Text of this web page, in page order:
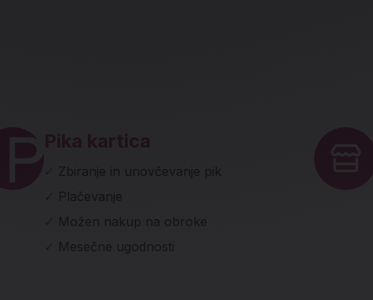
Pika kartica
✓
Zbiranje in unovčevanje pik
✓
Plačevanje
Možen nakup na obroke
✓
Mesečne ugodnosti